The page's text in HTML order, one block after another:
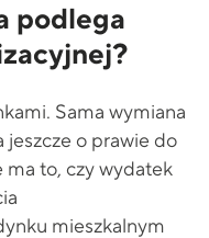
podlega
Sama wymiana
jeszcze o prawie do
ma to, czy wydatek
mieszkalnym